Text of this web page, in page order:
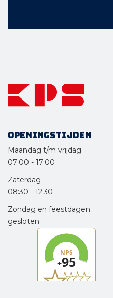
Openingstijden
Maandag t/m vrijdag
07:00 - 17:00
Zaterdag
08:30 - 12:30
Zondag en feestdagen
gesloten